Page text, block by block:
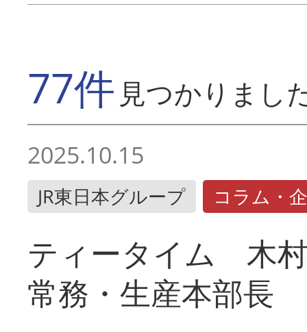
77件 見つかりまし
2025.10.15
JR東日本グループ コラム・
ティータイム 木
常務・生産本部長